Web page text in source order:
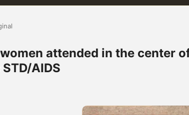
attended in the center
AIDS